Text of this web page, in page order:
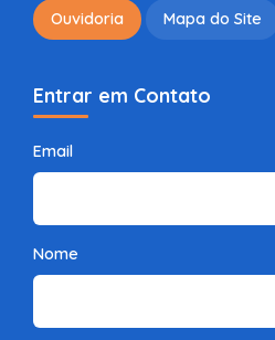
Ouvidoria Mapa do Site
Entrar em Contato
Email
Nome